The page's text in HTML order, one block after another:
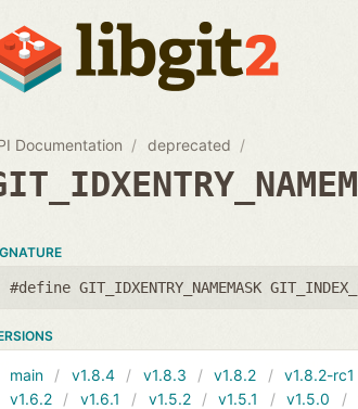
Documentation deprecated
#define GIT_IDXENTRY_NAMEMASK
main v1.8.4 v1.8.3 v1.8.2 v1.8.2-rc1
v1.6.2
v1.6.1 v1.5.2 v1.5.1 v1.5.0